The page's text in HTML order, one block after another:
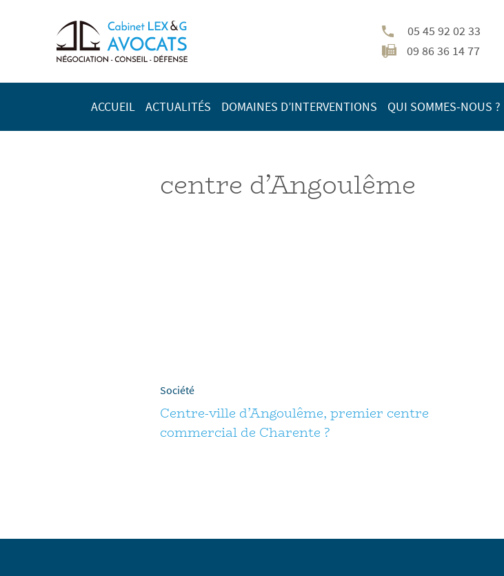
05 45 92 02 33
09 86 36 14 77
ACCUEIL ACTUALITÉS DOMAINES D’INTERVENTIONS QUI SOMMES-NOUS ?
centre d’Angoulême
Société
Centre-ville d’Angoulême, premier centre
commercial de Charente ?